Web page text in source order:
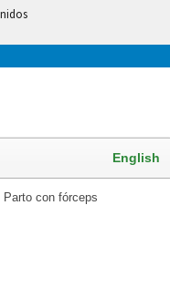
English
Parto con fórceps